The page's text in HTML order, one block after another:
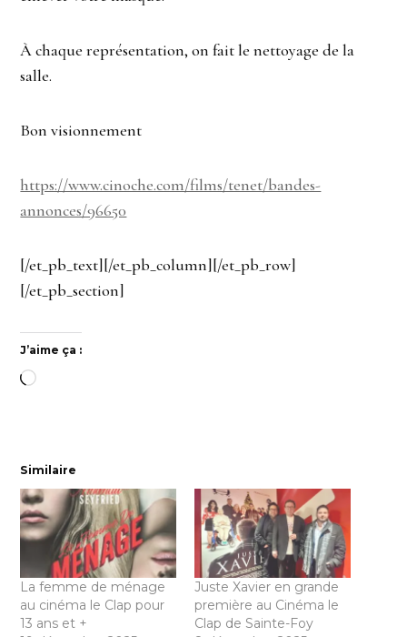
À chaque représentation, on fait le nettoyage de la
salle.
Bon visionnement
https://www.cinoche.com/films/tenet/bandes-
annonces/96650
[/et_pb_text][/et_pb_column][/et_pb_row]
[/et_pb_section]
J’aime ça :
Chargement…
Similaire
La femme de ménage
au cinéma le Clap pour
13 ans et +
Juste Xavier en grande
première au Cinéma le
Clap de Sainte-Foy